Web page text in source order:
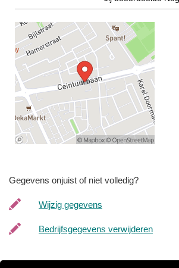
Gegevens onjuist of niet volledig?
Wijzig gegevens
Bedrijfsgegevens verwijderen